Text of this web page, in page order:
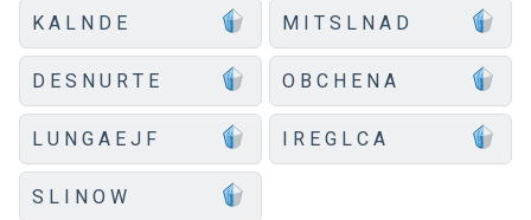
K A L N D E M I T S L N A D
D E S N U R T E O B C H E N A
L U N G A E J F I R E G L C A
S L I N O W